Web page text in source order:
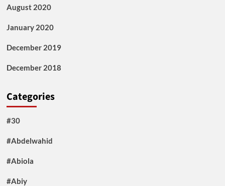
August 2020
January 2020
December 2019
December 2018
Categories
#30
#Abdelwahid
#Abiola
#Abiy